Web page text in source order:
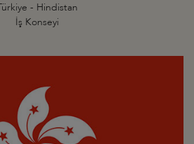
- Hindistan
İş Konseyi